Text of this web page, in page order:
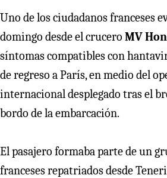
Uno de los ciudadanos franceses
domingo desde el crucero MV
síntomas compatibles con
de regreso a París, en medio del
internacional desplegado tras el
bordo de la embarcación.
El pasajero formaba parte de un
franceses repatriados desde